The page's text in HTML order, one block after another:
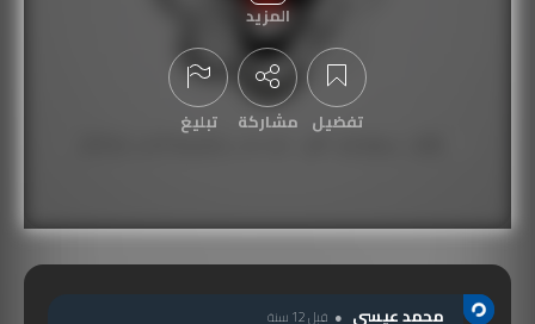
المزيد
تفضيل مشاركة تبليغ
عرض التعليقات
محمد عيسى قبل 12 سنة